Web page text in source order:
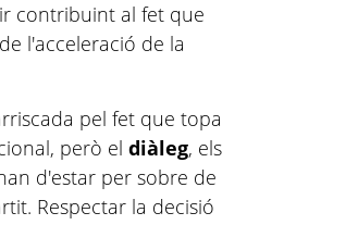
contribuint al fet que
l'acceleració de la
pel fet que topa
però eldiàleg, els
d'estar per sobre de
Respectar la decisió